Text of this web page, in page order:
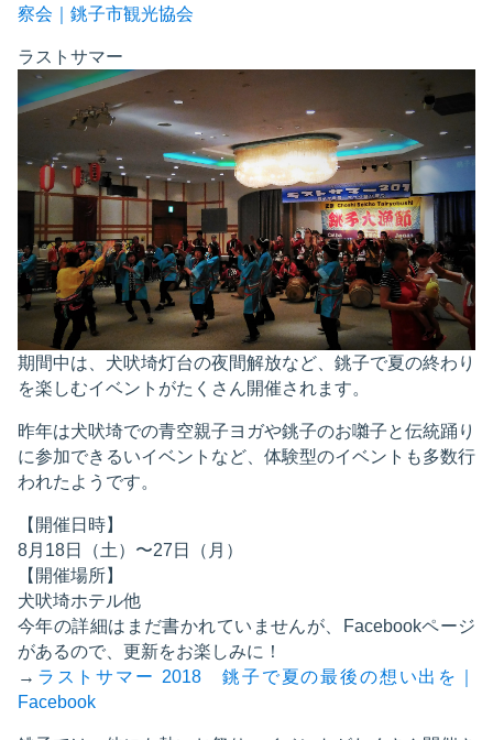
察会｜銚子市観光協会
ラストサマー
期間中は、犬吠埼灯台の夜間解放など、銚子で夏の終わり
を楽しむイベントがたくさん開催されます。
昨年は犬吠埼での青空親子ヨガや銚子のお囃子と伝統踊り
に参加できるいイベントなど、体験型のイベントも多数行
われたようです。
【開催日時】
8月18日（土）〜27日（月）
【開催場所】
犬吠埼ホテル他
今年の詳細はまだ書かれていませんが、Facebookページ
があるので、更新をお楽しみに！
→ ラストサマー 2018 銚子で夏の最後の想い出を｜
Facebook